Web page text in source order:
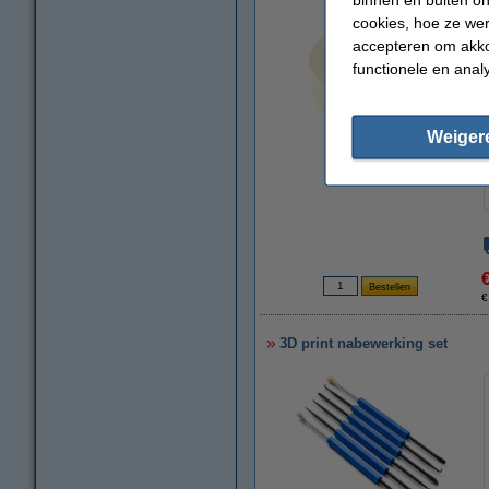
3D print nabewerking set
cookies, hoe ze
accepteren om
functionele en